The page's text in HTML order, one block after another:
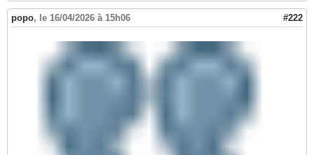
popo, le 16/04/2026 à 15h06 #222